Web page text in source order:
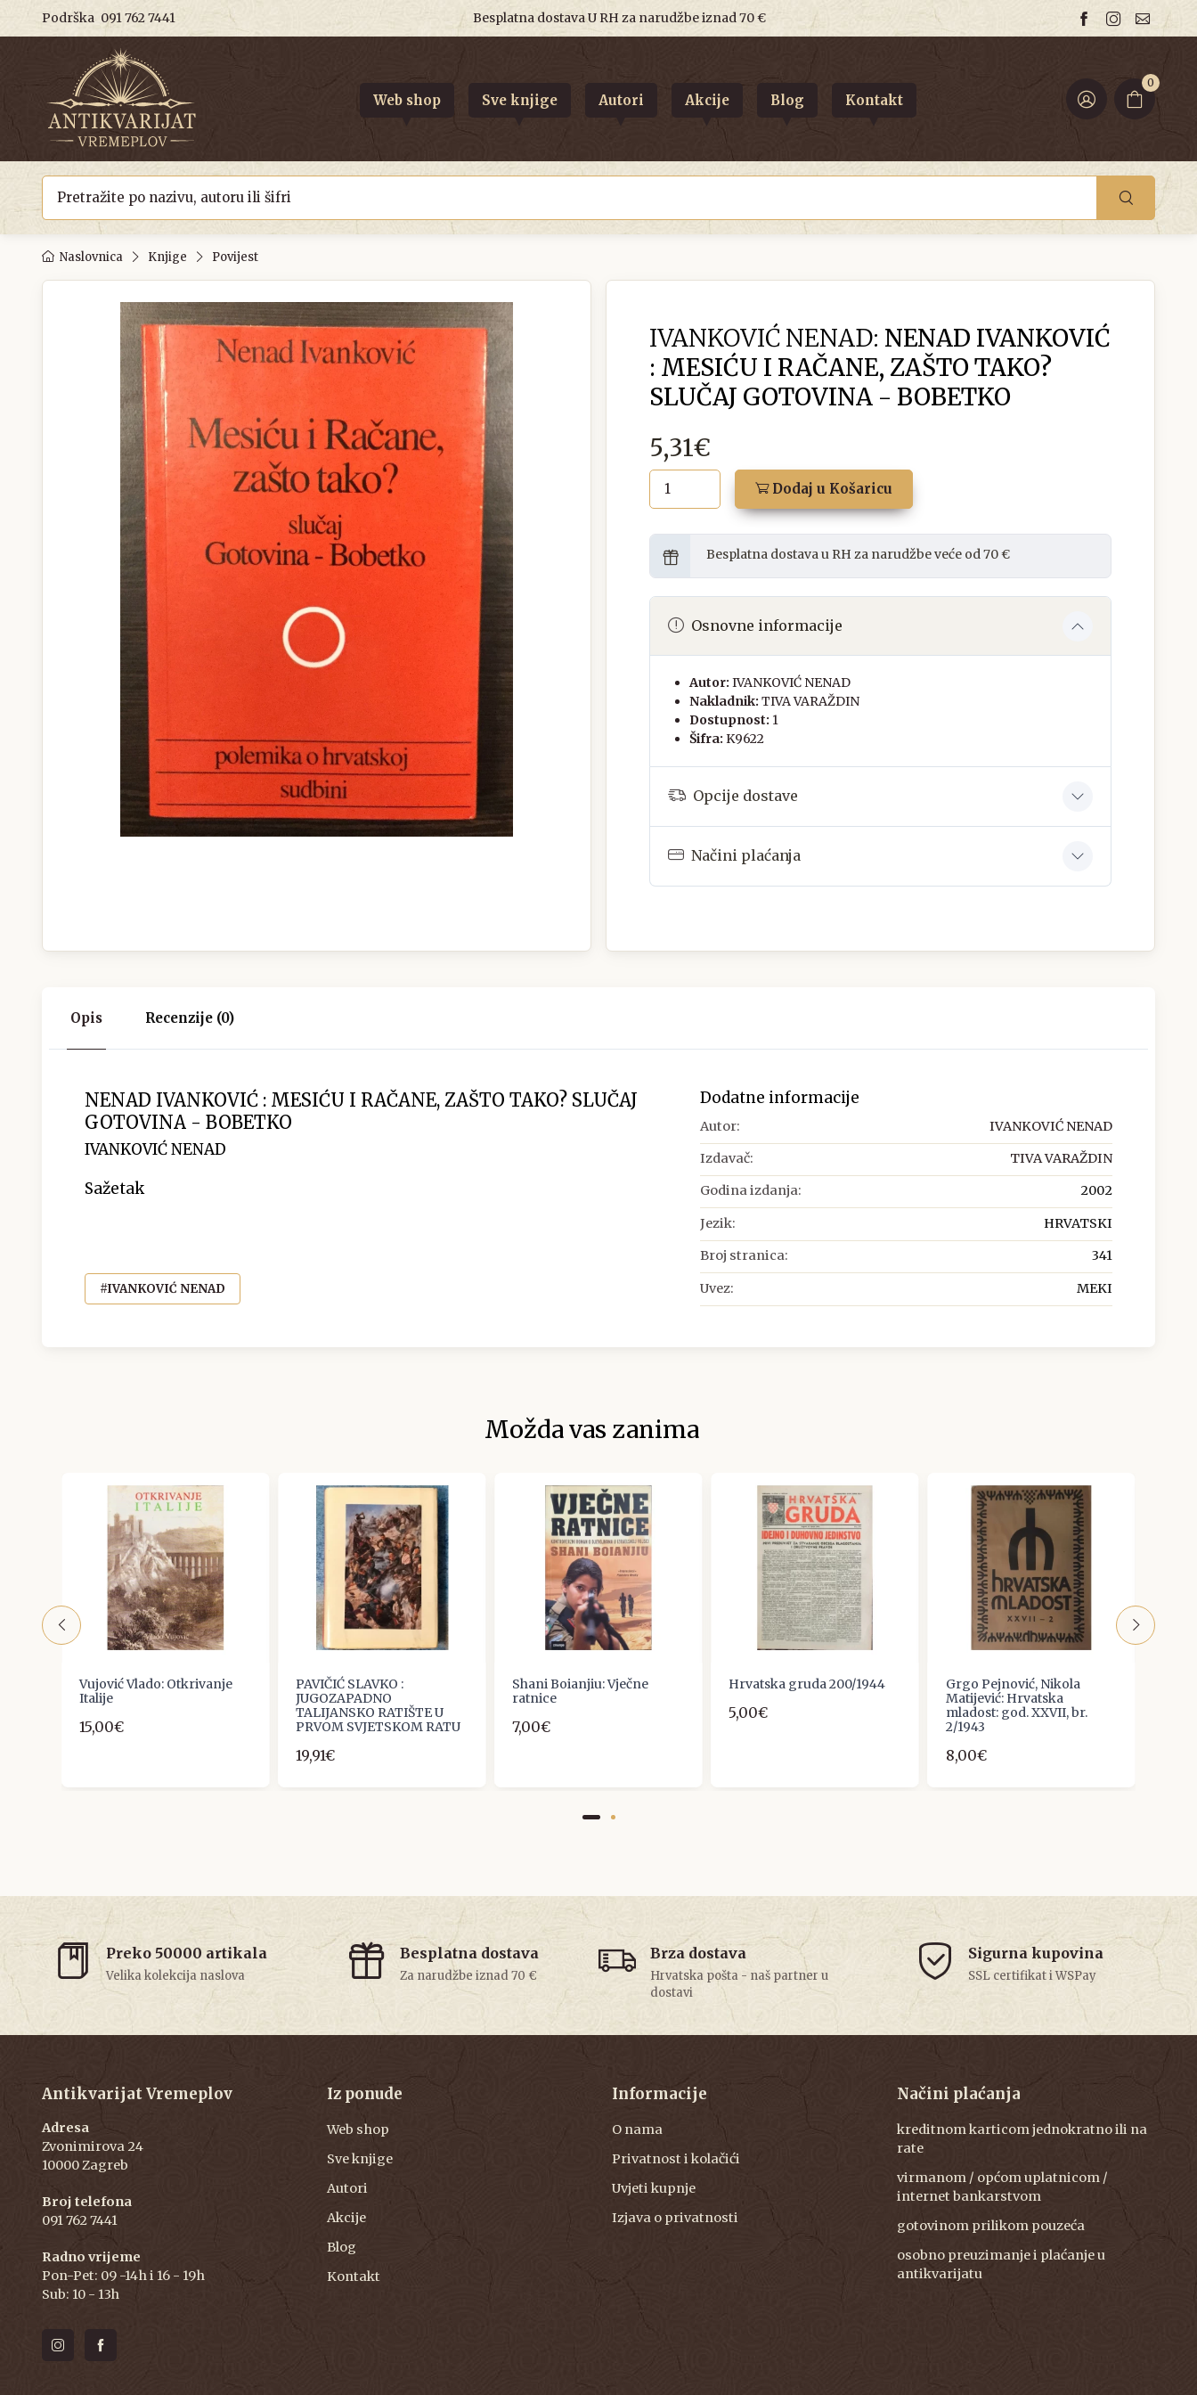
Podrška 091 762 7441 Besplatna dostava U RH za narudžbe iznad 70 €
0
Web shop Sve knjige Autori Akcije Blog Kontakt
Naslovnica Knjige Povijest
IVANKOVIĆ NENAD: NENAD IVANKOVIĆ
: MESIĆU I RAČANE, ZAŠTO TAKO?
SLUČAJ GOTOVINA - BOBETKO
5,31€
Dodaj u Košaricu
Besplatna dostava u RH za narudžbe veće od 70 €
Osnovne informacije
Autor: IVANKOVIĆ NENAD
Nakladnik: TIVA VARAŽDIN
Dostupnost: 1
Šifra: K9622
Opcije dostave
Načini plaćanja
Opis Recenzije (0)
NENAD IVANKOVIĆ : MESIĆU I RAČANE, ZAŠTO TAKO? SLUČAJ
GOTOVINA - BOBETKO
IVANKOVIĆ NENAD
Sažetak
#IVANKOVIĆ NENAD
Dodatne informacije
Autor: IVANKOVIĆ NENAD
Izdavač: TIVA VARAŽDIN
Godina izdanja: 2002
Jezik: HRVATSKI
Broj stranica: 341
Uvez: MEKI
Možda vas zanima
Vujović Vlado: Otkrivanje
Italije
15,00€
PAVIČIĆ SLAVKO :
JUGOZAPADNO
TALIJANSKO RATIŠTE U
PRVOM SVJETSKOM RATU
19,91€
Shani Boianjiu: Vječne
ratnice
7,00€
Hrvatska gruda 200/1944
5,00€
Grgo Pejnović, Nikola
Matijević: Hrvatska
mladost: god. XXVII, br.
2/1943
8,00€
Preko 50000 artikala
Velika kolekcija naslova
Besplatna dostava
Za narudžbe iznad 70 €
Brza dostava
Hrvatska pošta - naš partner u
dostavi
Sigurna kupovina
SSL certifikat i WSPay
Antikvarijat Vremeplov
Adresa
Zvonimirova 24
10000 Zagreb
Broj telefona
091 762 7441
Radno vrijeme
Pon-Pet: 09 -14h i 16 - 19h
Sub: 10 - 13h
Iz ponude
Web shop
Sve knjige
Autori
Akcije
Blog
Kontakt
Informacije
O nama
Privatnost i kolačići
Uvjeti kupnje
Izjava o privatnosti
Načini plaćanja
kreditnom karticom jednokratno ili na
rate
virmanom / općom uplatnicom /
internet bankarstvom
gotovinom prilikom pouzeća
osobno preuzimanje i plaćanje u
antikvarijatu